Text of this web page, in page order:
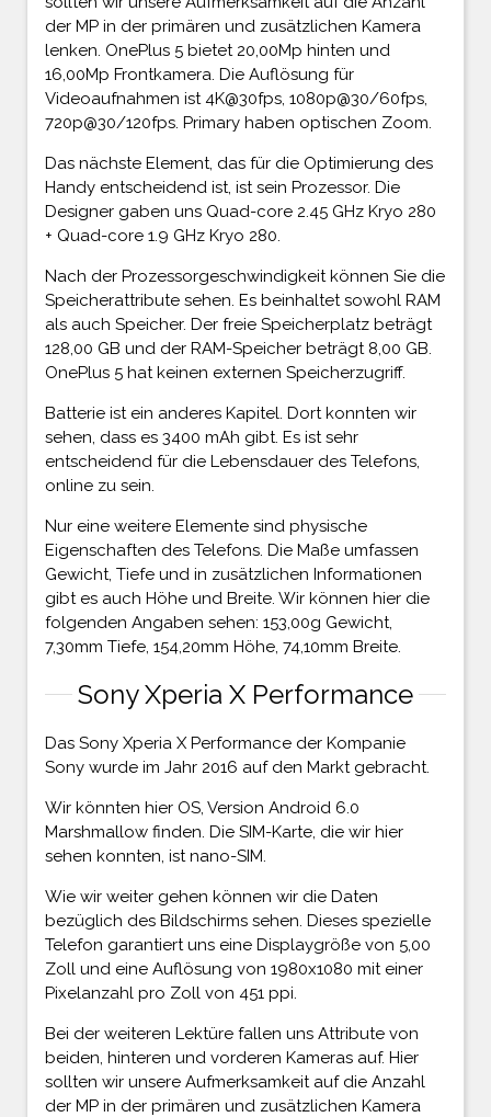
der MP in der primären und zusätzlichen Kamera
lenken. OnePlus 5 bietet 20,00Mp hinten und
16,00Mp Frontkamera. Die Auflösung für
Videoaufnahmen ist 4K@30fps, 1080p@30/60fps,
720p@30/120fps. Primary haben optischen Zoom.
Das nächste Element, das für die Optimierung des
Handy entscheidend ist, ist sein Prozessor. Die
Designer gaben uns Quad-core 2.45 GHz Kryo 280
+ Quad-core 1.9 GHz Kryo 280.
Nach der Prozessorgeschwindigkeit können Sie die
Speicherattribute sehen. Es beinhaltet sowohl RAM
als auch Speicher. Der freie Speicherplatz beträgt
128,00 GB und der RAM-Speicher beträgt 8,00 GB.
OnePlus 5 hat keinen externen Speicherzugriff.
Batterie ist ein anderes Kapitel. Dort konnten wir
sehen, dass es 3400 mAh gibt. Es ist sehr
entscheidend für die Lebensdauer des Telefons,
online zu sein.
Nur eine weitere Elemente sind physische
Eigenschaften des Telefons. Die Maße umfassen
Gewicht, Tiefe und in zusätzlichen Informationen
gibt es auch Höhe und Breite. Wir können hier die
folgenden Angaben sehen: 153,00g Gewicht,
7,30mm Tiefe, 154,20mm Höhe, 74,10mm Breite.
Sony Xperia X Performance
Das Sony Xperia X Performance der Kompanie
Sony wurde im Jahr 2016 auf den Markt gebracht.
Wir könnten hier OS, Version Android 6.0
Marshmallow finden. Die SIM-Karte, die wir hier
sehen konnten, ist nano-SIM.
Wie wir weiter gehen können wir die Daten
bezüglich des Bildschirms sehen. Dieses spezielle
Telefon garantiert uns eine Displaygröße von 5,00
Zoll und eine Auflösung von 1980x1080 mit einer
Pixelanzahl pro Zoll von 451 ppi.
Bei der weiteren Lektüre fallen uns Attribute von
beiden, hinteren und vorderen Kameras auf. Hier
sollten wir unsere Aufmerksamkeit auf die Anzahl
der MP in der primären und zusätzlichen Kamera